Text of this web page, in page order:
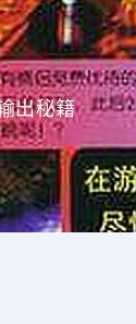
出秘籍